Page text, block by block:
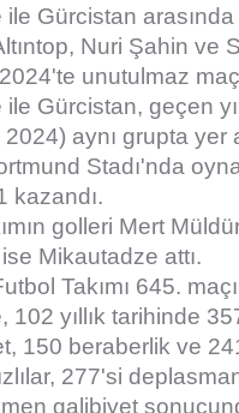
Gürcistan
Nuri Şahin ve
unutulmaz maç
ile Gürcistan, geçen
aynı grupta yer
Stadı'nda
kazandı.
golleri Mert
Mikautadze attı.
Takımı 645.
102 yıllık tarihinde
150 beraberlik ve
277'si
galibiyet